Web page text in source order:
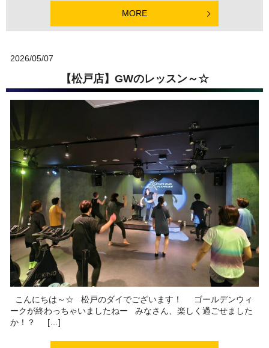
MORE
2026/05/07
【松戸店】GWのレッスン～☆
こんにちは～☆ 松戸のダイでございます！ ゴールデンウィ
ークが終わっちゃいましたねー みなさん、楽しく過ごせました
か！？ […]